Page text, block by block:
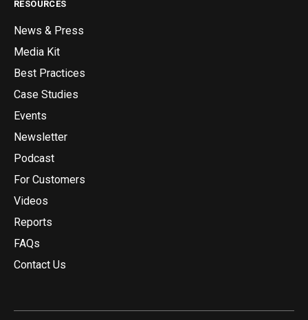
RESOURCES
News & Press
Media Kit
Best Practices
Case Studies
Events
Newsletter
Podcast
For Customers
Videos
Reports
FAQs
Contact Us